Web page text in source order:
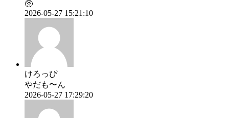
🥺
2026-05-27 15:21:10
けろっぴ
やだも〜ん
2026-05-27 17:29:20